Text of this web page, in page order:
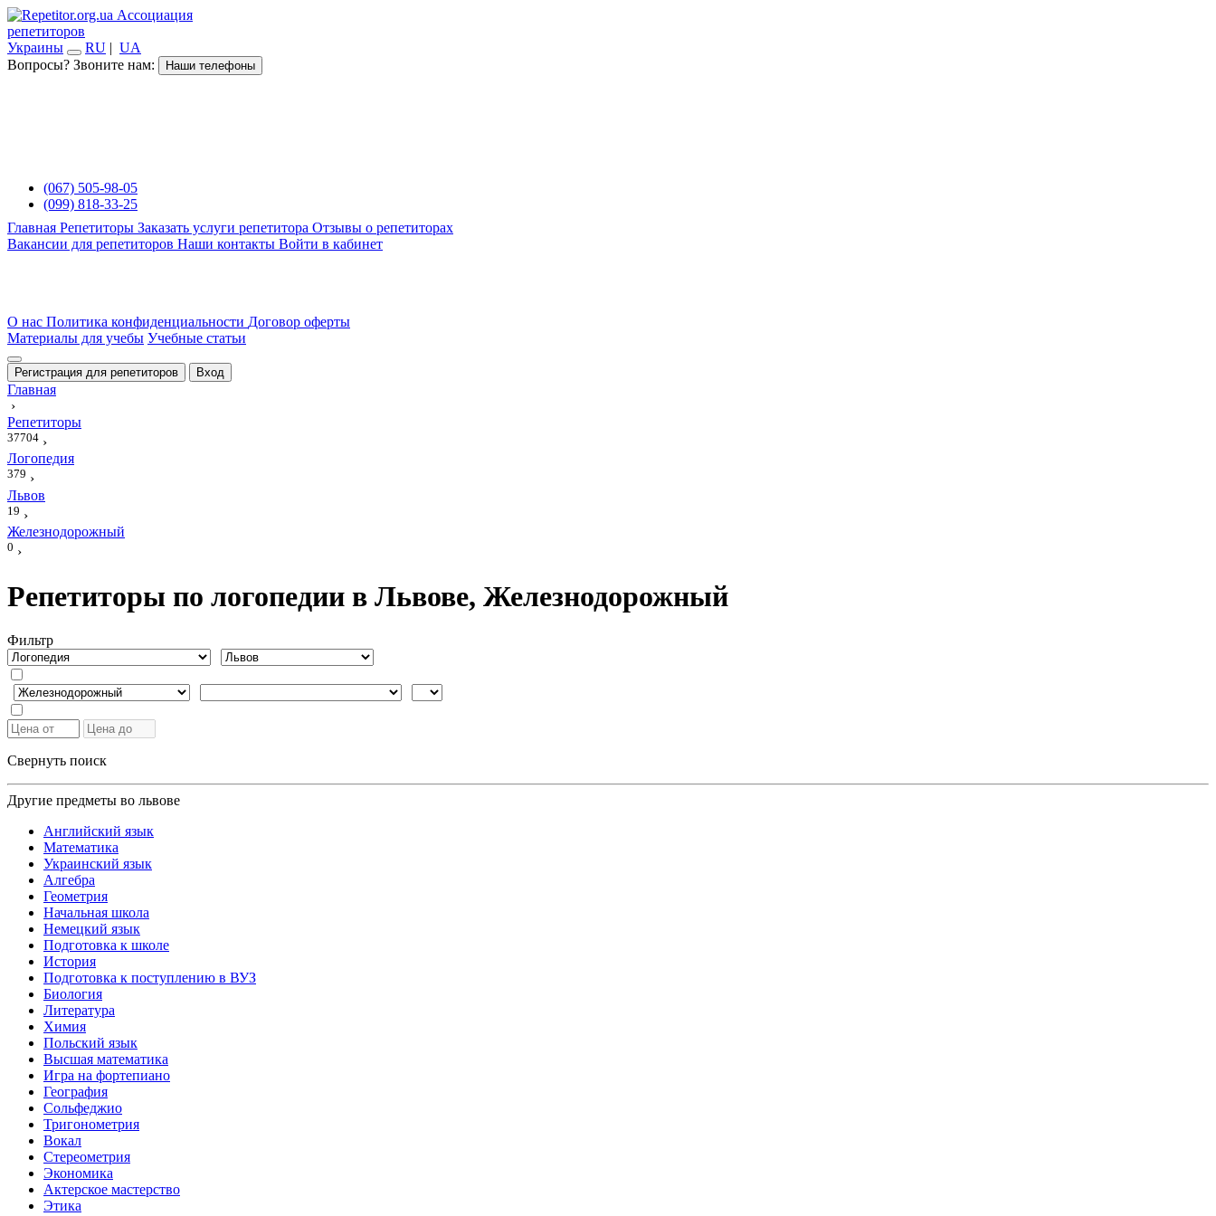
Ассоциация
репетиторов
Украины
RU | UA
Вопросы? Звоните нам:
Наши телефоны
(067) 505-98-05
(099) 818-33-25
Главная Репетиторы Заказать услуги репетитора Отзывы о репетиторах
Вакансии для репетиторов Наши контакты Войти в кабинет
О нас Политика конфиденциальности Договор оферты
Материалы для учебы Учебные статьи
Регистрация для репетиторов Вход
Главная
›
Репетиторы
37704 ›
Логопедия
379 ›
Львов
19 ›
Железнодорожный
0 ›
Репетиторы по логопедии в Львове, Железнодорожный
Фильтр
Свернуть поиск
Другие предметы во львове
Английский язык
Математика
Украинский язык
Алгебра
Геометрия
Начальная школа
Немецкий язык
Подготовка к школе
История
Подготовка к поступлению в ВУЗ
Биология
Литература
Химия
Польский язык
Высшая математика
Игра на фортепиано
География
Сольфеджио
Тригонометрия
Вокал
Стереометрия
Экономика
Актерское мастерство
Этика